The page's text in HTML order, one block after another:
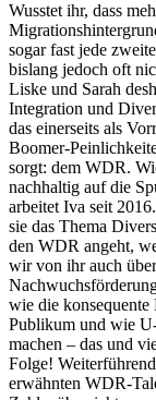
Wusstet ihr, dass
sogar fast jede
bislang jedoch oft
Liske und Sarah
Integration und
das einerseits als
Boomer-
sorgt: dem WDR.
nachhaltig auf die
arbeitet Iva seit
sie das Thema
den WDR angeht,
wir von ihr auch
wie die
Publikum und wie
machen – das und
Folge!
erwähnten WDR-